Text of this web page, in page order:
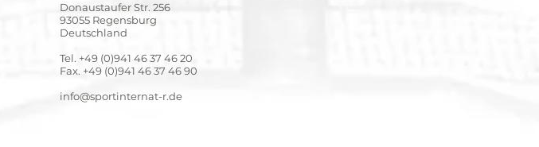
Donaustaufer Str. 256
93055 Regensburg
Deutschland
Tel. +49 (0)941 46 37 46 20
Fax. +49 (0)941 46 37 46 90
info@sportinternat-r.de